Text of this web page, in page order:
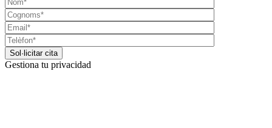
Gestiona tu privacidad